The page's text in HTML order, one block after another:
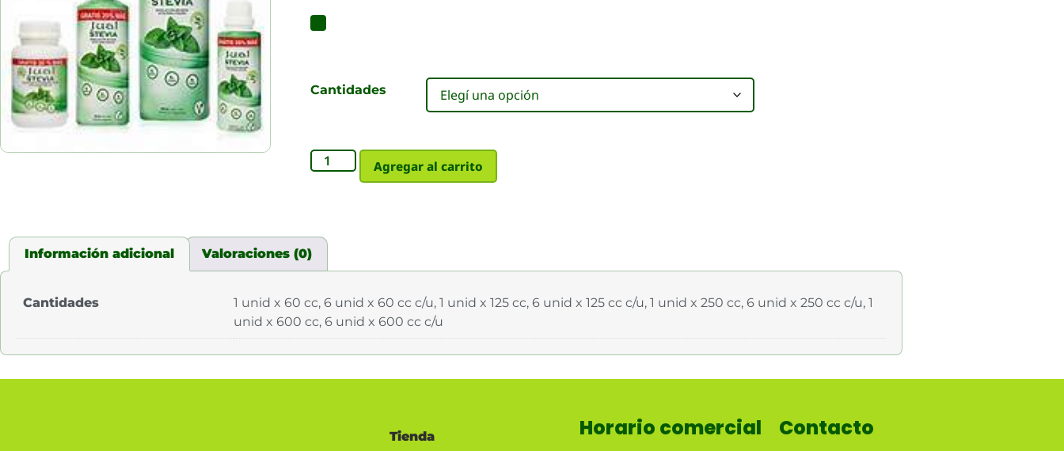
Cantidades
Agregar al carrito
Información adicional Valoraciones (0)
Cantidades
1 unid x 60 cc, 6 unid x 60 cc c/u, 1 unid x 125 cc, 6 unid x 125 cc c/u, 1 unid x 250 cc, 6 unid x 250 cc c/u, 1
unid x 600 cc, 6 unid x 600 cc c/u
Tienda Horario comercial Contacto